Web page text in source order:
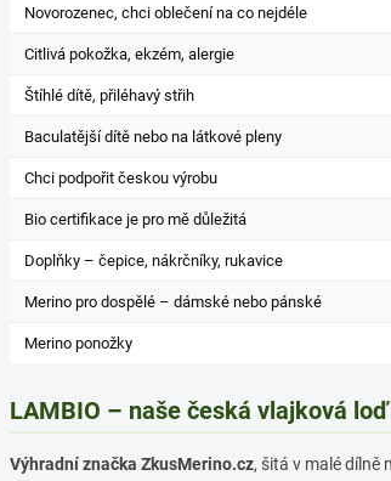
Novorozenec, chci oblečení na co nejdéle
Citlivá pokožka, ekzém, alergie
Štíhlé dítě, přiléhavý střih
Baculatější dítě nebo na látkové pleny
Chci podpořit českou výrobu
Bio certifikace je pro mě důležitá
Doplňky – čepice, nákrčníky, rukavice
Merino pro dospělé – dámské nebo pánské
Merino ponožky
LAMBIO – naše česká vlajková loď
Výhradní značka ZkusMerino.cz, šitá v malé dílně